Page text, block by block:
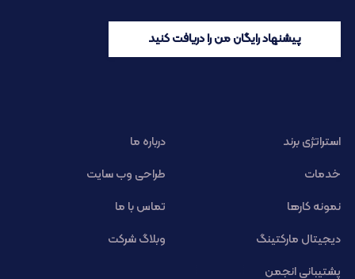
پیشنهاد رایگان من را دریافت کنید
استراتژی برند
درباره ما
خدمات
طراحی وب سایت
نمونه کارها
تماس با ما
دیجیتال مارکتینگ
وبلاگ شرکت
پشتیبانی انجمن